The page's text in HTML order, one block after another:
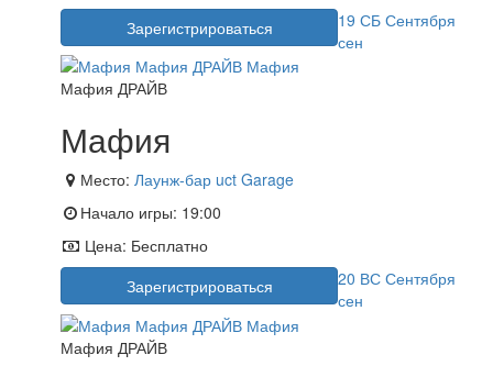
Зарегистрироваться
19 СБ Сентября
сен
Мафия ДРАЙВ
Мафия
Место: Лаунж-бар uct Garage
Начало игры: 19:00
Цена: Бесплатно
Зарегистрироваться
20 ВС Сентября
сен
Мафия ДРАЙВ